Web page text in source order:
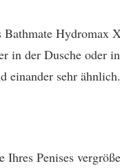
Bathmate Hydromax
in der Dusche oder
einander sehr ähnlich.
Penises